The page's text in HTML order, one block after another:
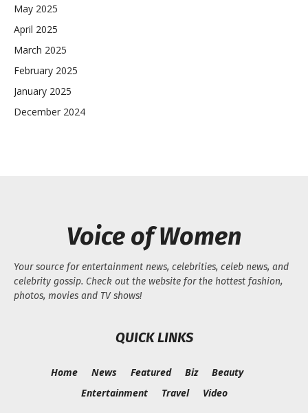
May 2025
April 2025
March 2025
February 2025
January 2025
December 2024
Voice of Women
Your source for entertainment news, celebrities, celeb news, and
celebrity gossip. Check out the website for the hottest fashion,
photos, movies and TV shows!
QUICK LINKS
Home News Featured Biz
Beauty
Entertainment
Travel Video